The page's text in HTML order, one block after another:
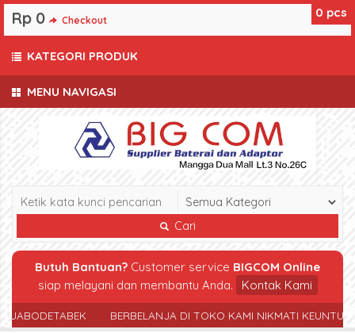
MENU NAVIGASI
Cari
Butuh Bantuan? Customer service BIGCOM Online
siap melayani dan membantu Anda.
Kontak Kami
JABODETABEK BERBELANJA DI TOKO KAMI NIKMATI
0 pcs
Rp 0 Checkout
KATEGORI PRODUK